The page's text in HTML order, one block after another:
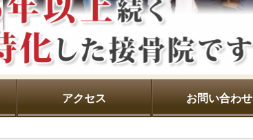
アクセス お問い合わせ